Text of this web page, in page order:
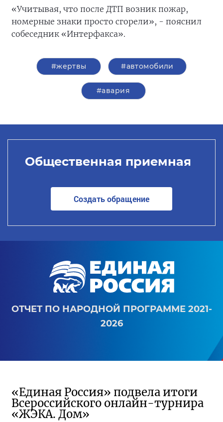
«Учитывая, что после ДТП возник пожар,
номерные знаки просто сгорели», - пояснил
собеседник «Интерфакса».
#жертвы #автомобили
#авария
Общественная приемная
Создать обращение
ОТЧЕТ ПО НАРОДНОЙ ПРОГРАММЕ 2021-
2026
«Единая Россия» подвела итоги
Всероссийского онлайн-турнира
«ЖЭКА. Дом»